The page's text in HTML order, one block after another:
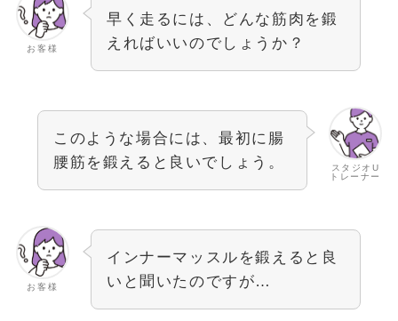
お客様
早く走るには、どんな筋肉を鍛
えればいいのでしょうか？
スタジオU
トレーナー
このような場合には、最初に腸
腰筋を鍛えると良いでしょう。
お客様
インナーマッスルを鍛えると良
いと聞いたのですが…